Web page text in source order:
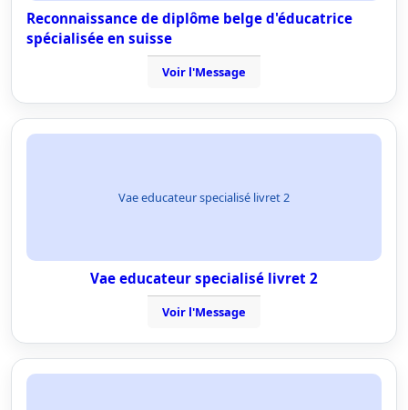
Reconnaissance de diplôme belge d'éducatrice
spécialisée en suisse
Voir l'Message
Vae educateur specialisé livret 2
Vae educateur specialisé livret 2
Voir l'Message